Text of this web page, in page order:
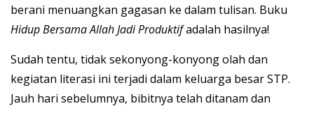
berani menuangkan gagasan ke dalam tulisan. Buku
Hidup Bersama Allah Jadi Produktifadalah hasilnya!
Sudah tentu, tidak sekonyong-konyong olah dan
kegiatan literasi ini terjadi dalam keluarga besar STP.
Jauh hari sebelumnya, bibitnya telah ditanam dan